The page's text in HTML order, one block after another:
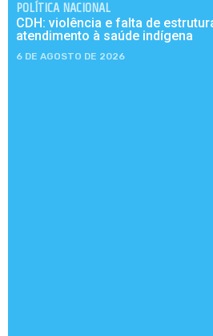
POLÍTICA NACIONAL
CDH: violência e falta de
atendimento à saúde indígena
6 DE AGOSTO DE 2026